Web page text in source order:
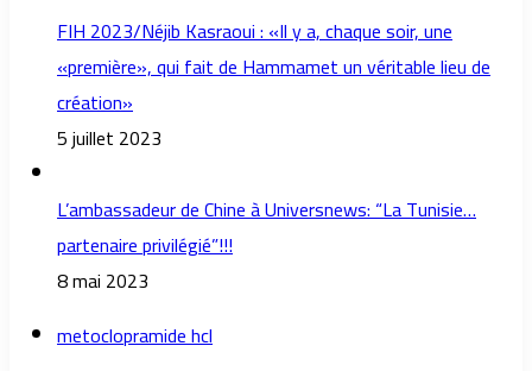
FIH 2023/Néjib Kasraoui : «Il y a, chaque soir, une
«première», qui fait de Hammamet un véritable lieu de
création»
5 juillet 2023
L’ambassadeur de Chine à Universnews: “La Tunisie…
partenaire privilégié”!!!
8 mai 2023
metoclopramide hcl